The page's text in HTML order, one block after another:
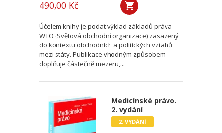
490,00 Kč
Účelem knihy je podat výklad základů práva
WTO (Světová obchodní organizace) zasazený
do kontextu obchodních a politických vztahů
mezi státy. Publikace vhodným způsobem
doplňuje částečně mezeru,...
Medicínské právo.
2. vydání
2. VYDÁNÍ